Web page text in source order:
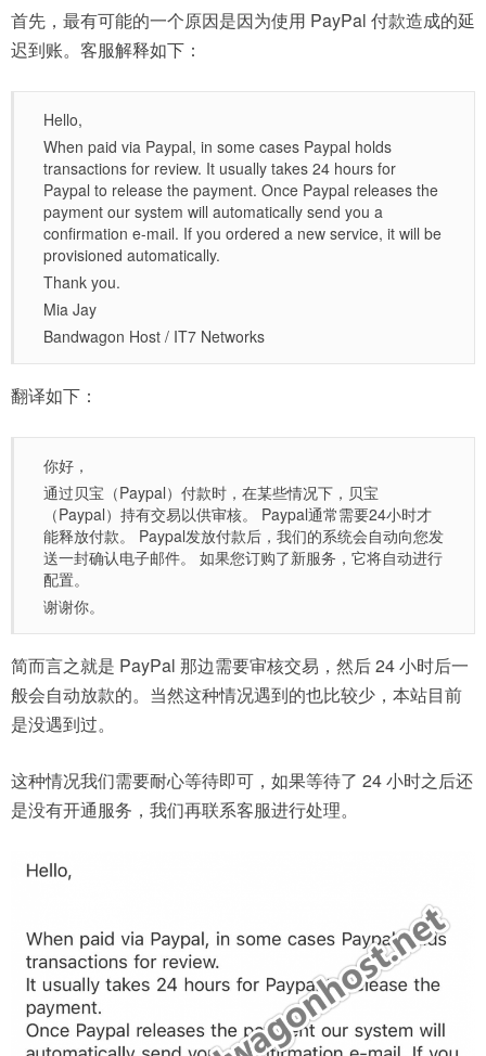
首先，最有可能的一个原因是因为使用 PayPal 付款造成的延
迟到账。客服解释如下：
Hello,
When paid via Paypal, in some cases Paypal holds
transactions for review. It usually takes 24 hours for
Paypal to release the payment. Once Paypal releases the
payment our system will automatically send you a
confirmation e-mail. If you ordered a new service, it will be
provisioned automatically.
Thank you.
Mia Jay
Bandwagon Host / IT7 Networks
翻译如下：
你好，
通过贝宝（Paypal）付款时，在某些情况下，贝宝
（Paypal）持有交易以供审核。 Paypal通常需要24小时才
能释放付款。 Paypal发放付款后，我们的系统会自动向您发
送一封确认电子邮件。 如果您订购了新服务，它将自动进行
配置。
谢谢你。
简而言之就是 PayPal 那边需要审核交易，然后 24 小时后一
般会自动放款的。当然这种情况遇到的也比较少，本站目前
是没遇到过。
这种情况我们需要耐心等待即可，如果等待了 24 小时之后还
是没有开通服务，我们再联系客服进行处理。